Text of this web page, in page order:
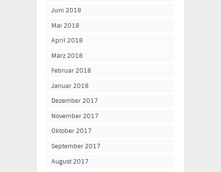
Juni 2018
Mai 2018
April 2018
März 2018
Februar 2018
Januar 2018
Dezember 2017
November 2017
Oktober 2017
September 2017
August 2017